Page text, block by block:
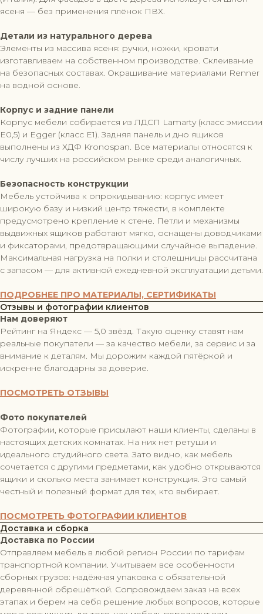
ясеня — без применения плёнок ПВХ.
Детали из натурального дерева
Элементы из массива ясеня: ручки, ножки, кровати
изготавливаем на собственном производстве. Склеивание
на безопасных составах. Окрашивание материалами Renner
на водной основе.
Корпус и задние панели
Корпус мебели собирается из ЛДСП Lamarty (класс эмиссии
Е0,5) и Egger (класс Е1). Задняя панель и дно ящиков
выполнены из ХДФ Kronospan. Все материалы относятся к
числу лучших на российском рынке среди аналогичных.
Безопасность конструкции
Мебель устойчива к опрокидыванию: корпус имеет
широкую базу и низкий центр тяжести, в комплекте
предусмотрено крепление к стене. Петли и механизмы
выдвижных ящиков работают мягко, оснащены доводчиками
и фиксаторами, предотвращающими случайное выпадение.
Максимальная нагрузка на полки и столешницы рассчитана
с запасом — для активной ежедневной эксплуатации детьми.
ПОДРОБНЕЕ ПРО МАТЕРИАЛЫ, СЕРТИФИКАТЫ
Отзывы и фотографии клиентов
Нам доверяют
Рейтинг на Яндекс — 5,0 звёзд. Такую оценку ставят нам
реальные покупатели — за качество мебели, за сервис и за
внимание к деталям. Мы дорожим каждой пятёркой и
искренне благодарны за доверие.
ПОСМОТРЕТЬ ОТЗЫВЫ
Фото покупателей
Фотографии, которые присылают наши клиенты, сделаны в
настоящих детских комнатах. На них нет ретуши и
идеального студийного света. Зато видно, как мебель
сочетается с другими предметами, как удобно открываются
ящики и сколько места занимает конструкция. Это самый
честный и полезный формат для тех, кто выбирает.
ПОСМОТРЕТЬ ФОТОГРАФИИ КЛИЕНТОВ
Доставка и сборка
Доставка по России
Отправляем мебель в любой регион России по тарифам
транспортной компании. Учитываем все особенности
сборных грузов: надёжная упаковка с обязательной
деревянной обрешёткой. Сопровождаем заказ на всех
этапах и берем на себя решение любых вопросов, которые